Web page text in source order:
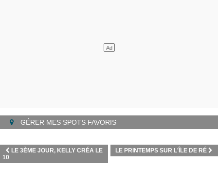
GÉRER MES SPOTS FAVORIS
LE PRINTEMPS SUR L'ÎLE DE RÉ
LE 3ÈME JOUR, KELLY CRÉA LE
10